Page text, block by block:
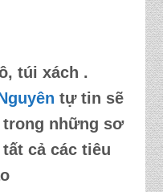
túi xách .
tự tin sẽ
trong những sơ
cả các tiêu